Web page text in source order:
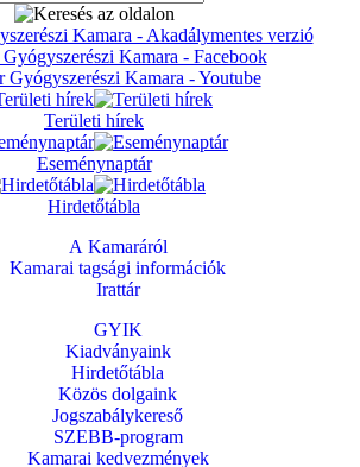
Területi hírek
Eseménynaptár
Hirdetőtábla
A Kamaráról
Kamarai tagsági információk
Irattár
GYIK
Kiadványaink
Hirdetőtábla
Közös dolgaink
Jogszabálykereső
SZEBB-program
Kamarai kedvezmények